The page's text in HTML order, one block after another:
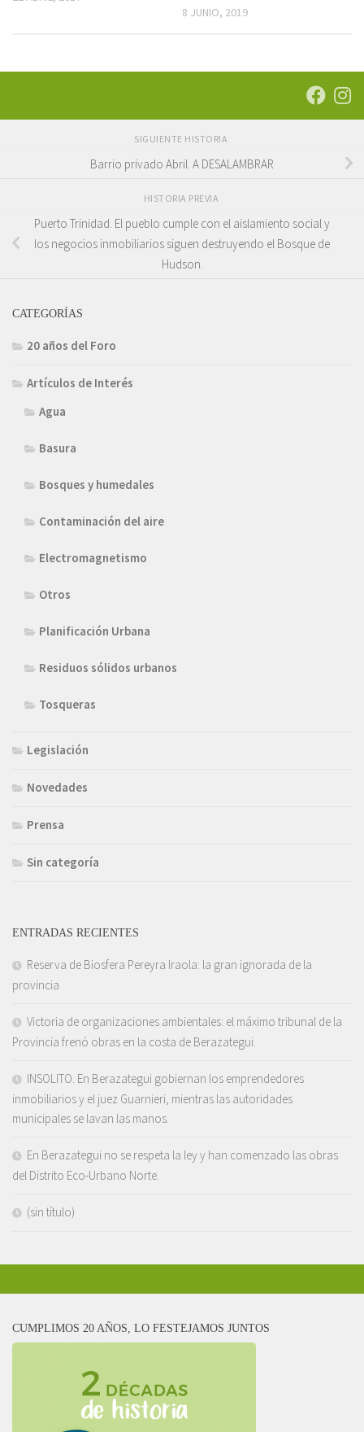
8 JUNIO, 2019
SIGUIENTE HISTORIA
Barrio privado Abril. A DESALAMBRAR
HISTORIA PREVIA
Puerto Trinidad. El pueblo cumple con el aislamiento social y
los negocios inmobiliarios siguen destruyendo el Bosque de
Hudson.
CATEGORÍAS
20 años del Foro
Artículos de Interés
Agua
Basura
Bosques y humedales
Contaminación del aire
Electromagnetismo
Otros
Planificación Urbana
Residuos sólidos urbanos
Tosqueras
Legislación
Novedades
Prensa
Sin categoría
ENTRADAS RECIENTES
Reserva de Biosfera Pereyra Iraola: la gran ignorada de la
provincia
Victoria de organizaciones ambientales: el máximo tribunal de la
Provincia frenó obras en la costa de Berazategui.
INSOLITO. En Berazategui gobiernan los emprendedores
inmobiliarios y el juez Guarnieri, mientras las autoridades
municipales se lavan las manos.
En Berazategui no se respeta la ley y han comenzado las obras
del Distrito Eco-Urbano Norte.
(sin título)
CUMPLIMOS 20 AÑOS, LO FESTEJAMOS JUNTOS